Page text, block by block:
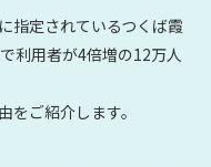
指定されているつくば霞
利用者が4倍増の12万人
ご紹介します。